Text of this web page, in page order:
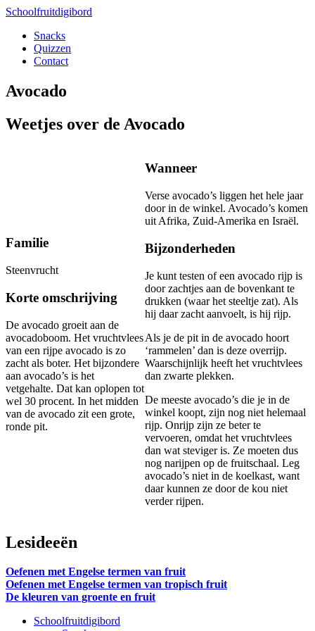
Schoolfruitdigibord
Snacks
Quizzen
Contact
Avocado
Weetjes over de Avocado
Familie
Steenvrucht
Korte omschrijving
De avocado groeit aan de
avocadoboom. Het vruchtvlees
van een rijpe avocado is zo
zacht als boter. Het bijzondere
aan avocado’s is het
vetgehalte. Dat kan oplopen tot
wel 30 procent. In het midden
van de avocado zit een grote,
ronde pit.
Wanneer
Verse avocado’s liggen het hele jaar
door in de winkel. Avocado’s komen
uit Afrika, Zuid-Amerika en Israël.
Bijzonderheden
Je kunt testen of een avocado rijp is
door zachtjes aan de bovenkant te
drukken (waar het steeltje zat). Als
hij daar zacht aanvoelt, is hij rijp.
Als je de pit in de avocado hoort
‘rammelen’ dan is deze overrijp.
Waarschijnlijk heeft het vruchtvlees
dan zwarte plekken.
De meeste avocado’s die je in de
winkel koopt, zijn nog niet helemaal
rijp. Onrijp zijn ze beter te
vervoeren, omdat het vruchtvlees
dan wat steviger is. Ze moeten dus
nog narijpen op de fruitschaal. Leg
avocado’s niet in de koelkast, want
daar kunnen ze door de kou niet
verder rijpen.
Lesideeën
Oefenen met Engelse termen van fruit
Oefenen met Engelse termen van tropisch fruit
De kleuren van groente en fruit
Schoolfruitdigibord